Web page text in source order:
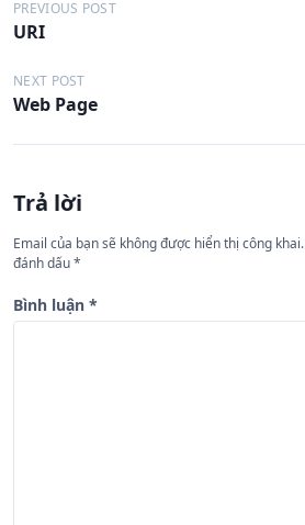
Đ
i
ề
u
h
ớ
n
g
b
PREVIOUS POST
URI
NEXT POST
Web Page
Trả lời
Email của bạn sẽ không được hiển thị công khai.
đánh dấu*
Bình luận *